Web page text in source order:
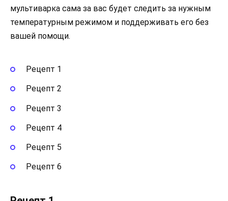
мультиварка сама за вас будет следить за нужным
температурным режимом и поддерживать его без
вашей помощи.
Рецепт 1
Рецепт 2
Рецепт 3
Рецепт 4
Рецепт 5
Рецепт 6